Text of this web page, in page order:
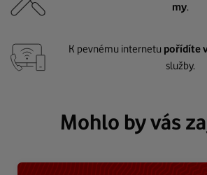
my.
K pevnému internetu pořídíte
služby.
Mohlo by vás